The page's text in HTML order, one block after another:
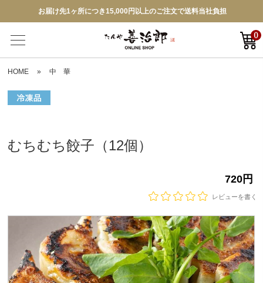
お届け先1ヶ所につき15,000円以上のご注文で送料当社負担
0
HOME » 中 華
むちむち餃子（12個）
720円
レビューを書く